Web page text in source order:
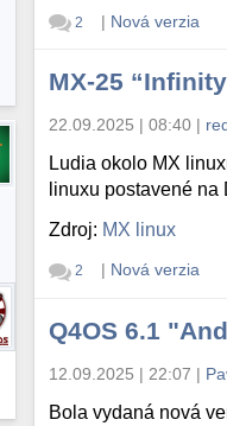
2 | Nová verzia
MX-25
22.09.2025 | 08:40 |
Ludia okolo MX
linuxu postavené na
Zdroj: MX linux
2 | Nová verzia
Q4OS 6.1
12.09.2025 | 22:07 |
Bola vydaná nová